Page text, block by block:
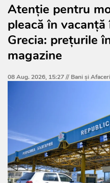
Atenție pentru
pleacă în
Grecia: prețurile
magazine
08 Aug. 2026, 15:27 // Bani și Afaceri